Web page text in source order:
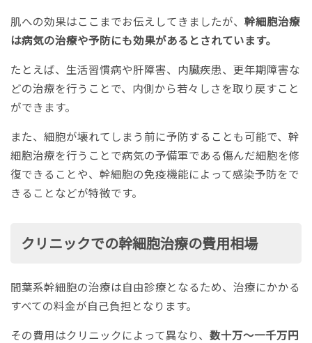
肌への効果はここまでお伝えしてきましたが、 幹細胞治療
は病気の治療や予防にも効果があるとされています。
たとえば、生活習慣病や肝障害、内臓疾患、更年期障害な
どの治療を行うことで、内側から若々しさを取り戻すこと
ができます。
また、細胞が壊れてしまう前に予防することも可能で、幹
細胞治療を行うことで病気の予備軍である傷んだ細胞を修
復できることや、幹細胞の免疫機能によって感染予防をで
きることなどが特徴です。
クリニックでの幹細胞治療の費用相場
間葉系幹細胞の治療は自由診療となるため、治療にかかる
すべての料金が自己負担となります。
その費用はクリニックによって異なり、 数十万～一千万円